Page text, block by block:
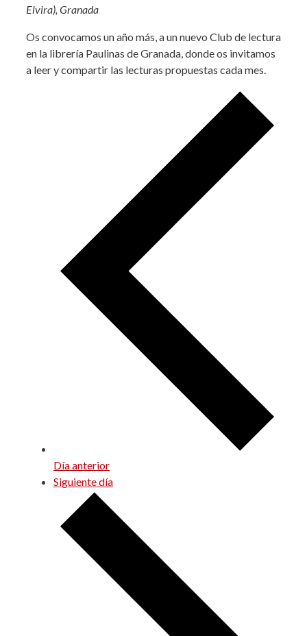
Elvira), Granada
Os convocamos un año más, a un nuevo Club de lectura
en la librería Paulinas de Granada, donde os invitamos
a leer y compartir las lecturas propuestas cada mes.
Día anterior
Siguiente día